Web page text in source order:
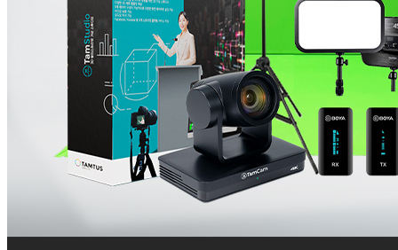
튜디오 배경 크로마키 VR
15,400,000원
TS-700M or TS-700F
TS 키트 4
제품 상세 정보